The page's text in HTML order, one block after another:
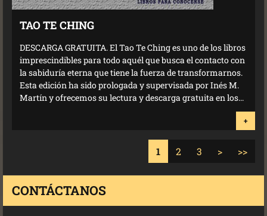
TAO TE CHING
DESCARGA GRATUITA. El Tao Te Ching es uno de los libros
imprescindibles para todo aquél que busca el contacto con
la sabiduría eterna que tiene la fuerza de transformarnos.
Esta edición ha sido prologada y supervisada por Inés M.
Martín y ofrecemos su lectura y descarga gratuita en los...
+
1 2 3 > >>
CONTÁCTANOS